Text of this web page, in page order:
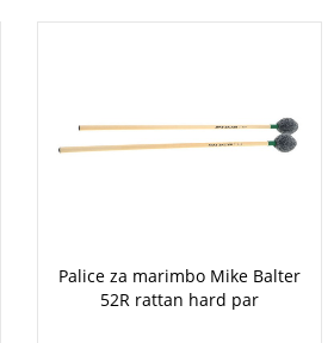
Palice za marimbo Mike Balter
52R rattan hard par